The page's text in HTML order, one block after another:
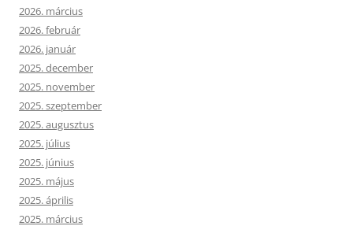
2026. március
2026. február
2026. január
2025. december
2025. november
2025. szeptember
2025. augusztus
2025. július
2025. június
2025. május
2025. április
2025. március